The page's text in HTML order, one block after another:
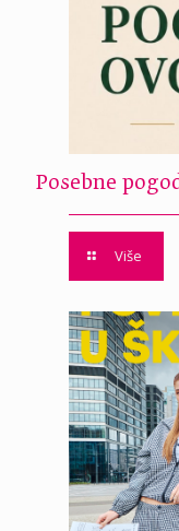
Posebne
Više